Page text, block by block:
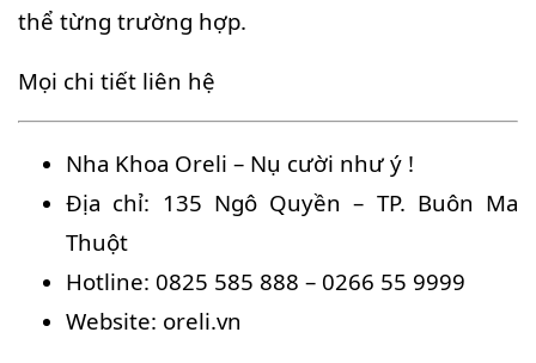
thể từng trường hợp.
Mọi chi tiết liên hệ
Nha Khoa Oreli – Nụ cười như ý !
Địa chỉ: 135 Ngô Quyền – TP. Buôn Ma
Thuột
Hotline: 0825 585 888 – 0266 55 9999
Website: oreli.vn